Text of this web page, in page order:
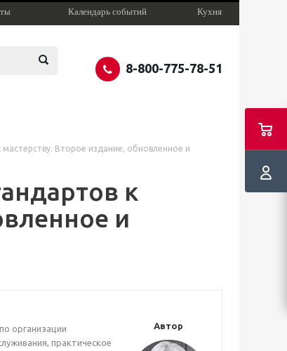
Календарь событий Кухня
8-800-775-78-51
мастерству. Второе издание, обновленное и
к
и
организации
практическое
Автор